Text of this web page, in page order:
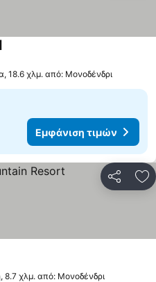
18.6 χλμ. από: Μονοδένδρι
Εμφάνιση τιμών
8.7 χλμ. από: Μονοδένδρι